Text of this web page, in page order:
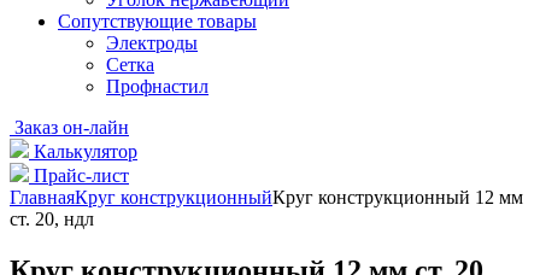
Cопутствующие товары
Электроды
Сетка
Профнастил
Заказ он-лайн
Калькулятор
Прайс-лист
ГлавнаяКруг конструкционныйКруг конструкционный 12 мм
ст. 20, ндл